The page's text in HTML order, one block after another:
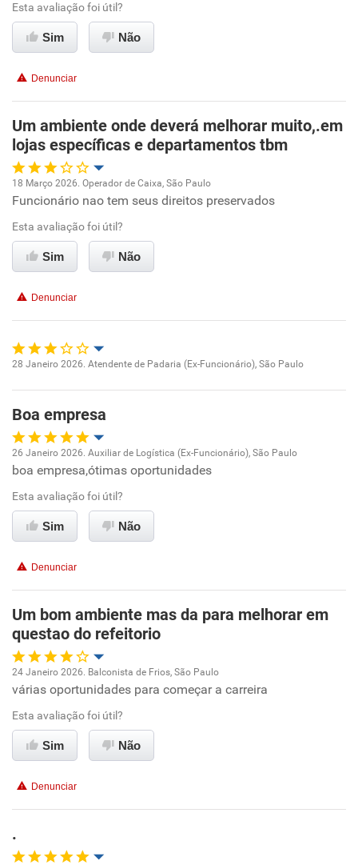
Recomenda esta empresa
Recomenda a diretoria
Esta avaliação foi útil?
Sim Não
Denunciar
Um ambiente onde deverá melhorar muito,.em
lojas específicas e departamentos tbm
Oportunidade de promoção
Ambiente de trabalho
Benefícios
Não recomenda esta empresa
18 Março 2026. Operador de Caixa, São Paulo
Funcionário nao tem seus direitos preservados
Esta avaliação foi útil?
Sim Não
Denunciar
Ambiente de trabalho
Conciliação com a vida familiar
Benefícios
Não recomenda esta empresa
Não recomenda a diretoria
28 Janeiro 2026. Atendente de Padaria (Ex-Funcionário), São Paulo
Boa empresa
Oportunidade de promoção
Ambiente de trabalho
Benefícios
Recomenda esta empresa
Recomenda a diretoria
26 Janeiro 2026. Auxiliar de Logística (Ex-Funcionário), São Paulo
boa empresa,ótimas oportunidades
Esta avaliação foi útil?
Sim Não
Denunciar
Um bom ambiente mas da para melhorar em
questao do refeitorio
Oportunidade de promoção
Ambiente de trabalho
Benefícios
Recomenda esta empresa
24 Janeiro 2026. Balconista de Frios, São Paulo
várias oportunidades para começar a carreira
Esta avaliação foi útil?
Sim Não
Denunciar
.